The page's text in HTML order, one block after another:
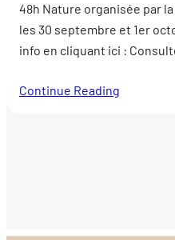
48h Nature organisée par
les 30 septembre et 1er
info en cliquant ici :
Continue Reading